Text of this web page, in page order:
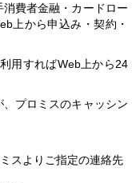
費者金融・カードロー
上から申込み・契約・
用すればWeb上から24
プロミスのキャッシン
スよりご指定の連絡先